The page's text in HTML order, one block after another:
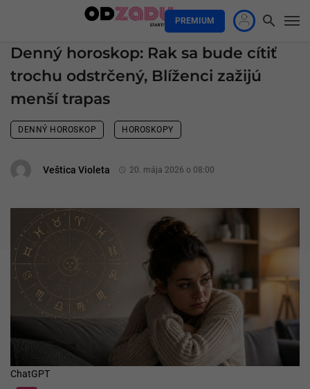
PREMIUM
Denný horoskop: Rak sa bude cítiť
trochu odstrčený, Blíženci zažijú
menší trapas
DENNÝ HOROSKOP HOROSKOPY
Veštica Violeta 20. mája 2026 o 08:00
ChatGPT